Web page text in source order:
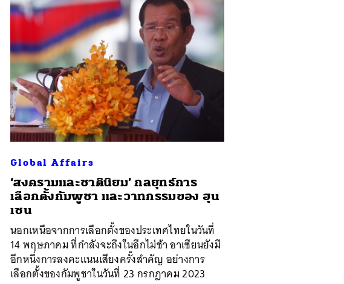
Global Affairs
‘สงครามและชาตินิยม’ กลยุทธ์การ
เลือกตั้งกัมพูชา และวาทกรรมของ ฮุน
เซน
นอกเหนือจากการเลือกตั้งของประเทศไทยในวันที่
14 พฤษภาคม ที่กำลังจะถึงในอีกไม่ช้า อาเซียนยังมี
อีกหนึ่งการลงคะแนนเสียงครั้งสำคัญ อย่างการ
เลือกตั้งของกัมพูชาในวันที่ 23 กรกฎาคม 2023
SHARE TWEET LINE EMAIL